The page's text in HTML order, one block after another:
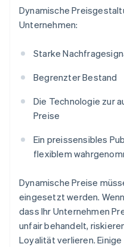
Dynamische
Unternehmen:
Starke
Begrenzter Bestand
Die Technologie zur
Preise
Ein preissensibles
flexiblem
Dynamische Preise
eingesetzt werden.
dass Ihr Unternehmen
unfair behandelt,
Loyalität verlieren.